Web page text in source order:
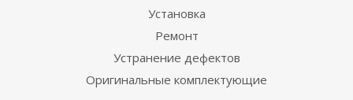
Установка
Ремонт
Устранение дефектов
Оригинальные комплектующие